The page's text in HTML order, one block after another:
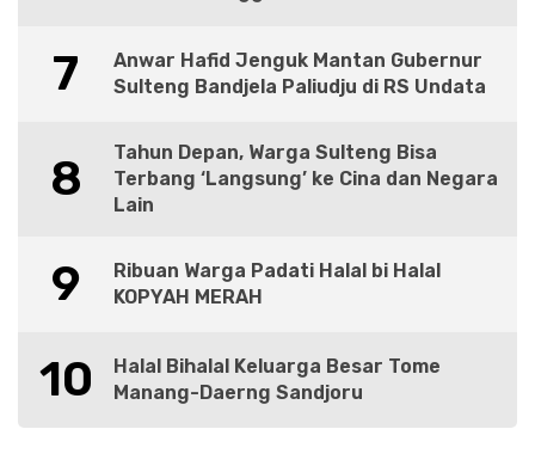
7
Anwar Hafid Jenguk Mantan Gubernur
Sulteng Bandjela Paliudju di RS Undata
8
Tahun Depan, Warga Sulteng Bisa
Terbang ‘Langsung’ ke Cina dan Negara
Lain
9
Ribuan Warga Padati Halal bi Halal
KOPYAH MERAH
10
Halal Bihalal Keluarga Besar Tome
Manang-Daerng Sandjoru